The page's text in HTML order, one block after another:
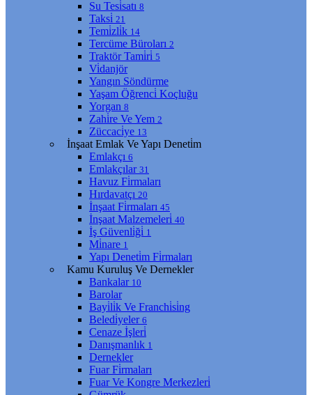
Su Tesi̇satı 8
Taksi̇ 21
Temi̇zli̇k 14
Tercüme Büroları 2
Traktör Tami̇ri̇ 5
Vi̇danjör
Yangın Söndürme
Yaşam Öğrenci̇ Koçluğu
Yorgan 8
Zahi̇re Ve Yem 2
Züccaci̇ye 13
İnşaat Emlak Ve Yapı Deneti̇m
Emlakçı 6
Emlakçılar 31
Havuz Fi̇rmaları
Hırdavatçı 20
İnşaat Fi̇rmaları 45
İnşaat Malzemeleri̇ 40
İş Güvenli̇ği̇ 1
Mi̇nare 1
Yapı Deneti̇m Fi̇rmaları
Kamu Kuruluş Ve Dernekler
Bankalar 10
Barolar
Bayi̇li̇k Ve Franchi̇si̇ng
Beledi̇yeler 6
Cenaze İşleri̇
Danışmanlık 1
Dernekler
Fuar Fi̇rmaları
Fuar Ve Kongre Merkezleri̇